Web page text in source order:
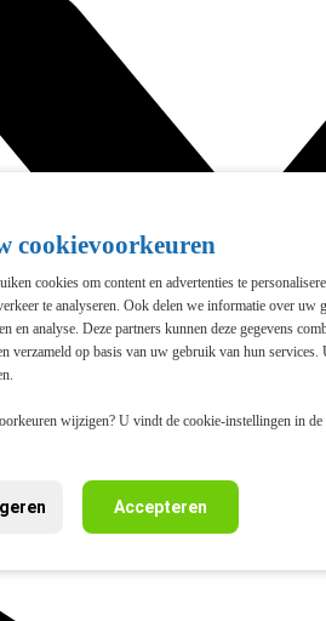
cookievoorkeuren
cookies om content en advertenties te
te analyseren. Ook delen we informatie over uw
en analyse. Deze partners kunnen deze gegevens
verzameld op basis van uw gebruik van hun
wijzigen? U vindt de cookie-instellingen in
Accepteren